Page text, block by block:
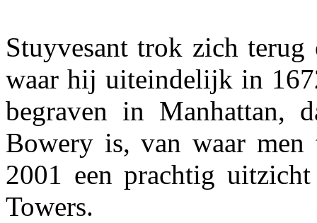
Stuyvesant trok zich terug
waar hij uiteindelijk in
begraven in Manhattan,
Bowery is, van waar men
2001 een prachtig
Towers.